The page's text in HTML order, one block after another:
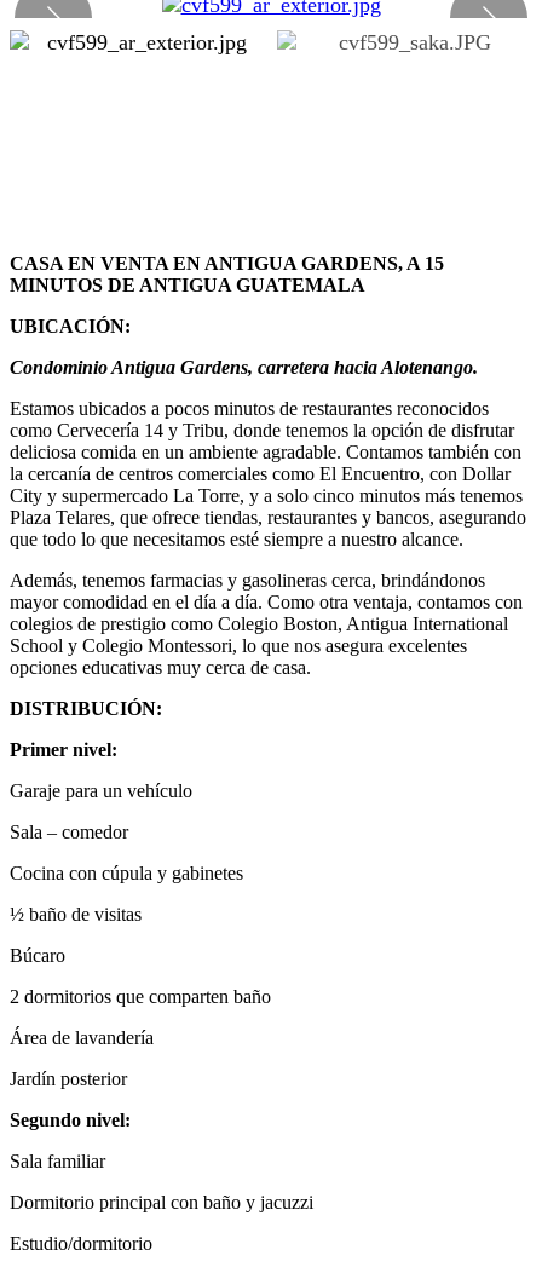
CASA EN VENTA EN ANTIGUA GARDENS, A 15
MINUTOS DE ANTIGUA GUATEMALA
UBICACIÓN:
Condominio Antigua Gardens, carretera hacia Alotenango.
Estamos ubicados a pocos minutos de restaurantes reconocidos
como Cervecería 14 y Tribu, donde tenemos la opción de disfrutar
deliciosa comida en un ambiente agradable. Contamos también con
la cercanía de centros comerciales como El Encuentro, con Dollar
City y supermercado La Torre, y a solo cinco minutos más tenemos
Plaza Telares, que ofrece tiendas, restaurantes y bancos, asegurando
que todo lo que necesitamos esté siempre a nuestro alcance.
Además, tenemos farmacias y gasolineras cerca, brindándonos
mayor comodidad en el día a día. Como otra ventaja, contamos con
colegios de prestigio como Colegio Boston, Antigua International
School y Colegio Montessori, lo que nos asegura excelentes
opciones educativas muy cerca de casa.
DISTRIBUCIÓN:
Primer nivel:
Garaje para un vehículo
Sala – comedor
Cocina con cúpula y gabinetes
½ baño de visitas
Búcaro
2 dormitorios que comparten baño
Área de lavandería
Jardín posterior
Segundo nivel:
Sala familiar
Dormitorio principal con baño y jacuzzi
Estudio/dormitorio